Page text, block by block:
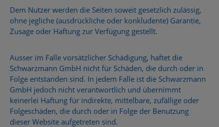
Dem Nutzer werden die Seiten soweit gesetzlich zulässig,
ohne jegliche (ausdrückliche oder konkludente) Garantie,
Zusage oder Haftung zur Verfügung gestellt.
Ausser im Falle vorsätzlicher Schädigung, haftet die
Schwarzmann GmbH nicht für Schäden, die durch oder in
Folge entstanden sind. In jedem Falle ist die Schwarzmann
GmbH jedoch nicht verantwortlich und übernimmt
keinerlei Haftung für indirekte, mittelbare, zufällige oder
Folgeschäden, die durch oder in Folge der Benutzung
dieser Website aufgetreten sind.